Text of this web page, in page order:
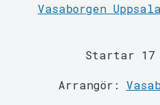
Vasaborgen
Startar 17
Arrangör: